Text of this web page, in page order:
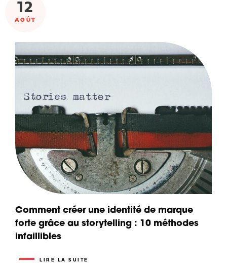
12
AOÛT
Comment créer une identité de marque
forte grâce au storytelling : 10 méthodes
infaillibles
LIRE LA SUITE